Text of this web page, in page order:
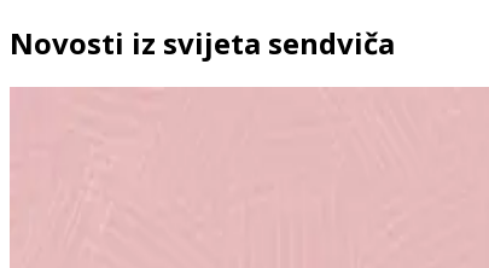
Novosti iz svijeta sendviča